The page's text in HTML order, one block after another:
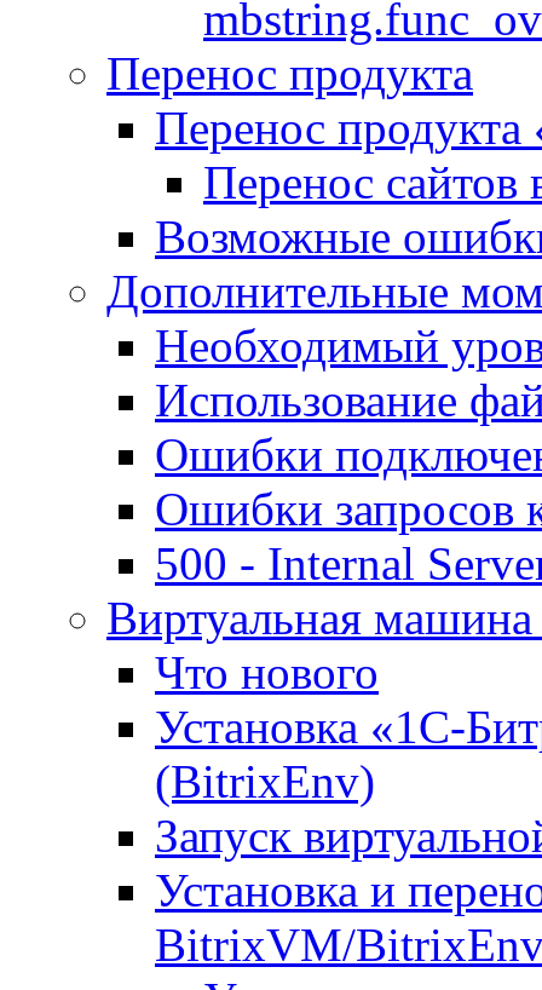
Перенос продукта
Перенос продукта
Перенос сайтов
Возможные
Дополнительные
Необходимый
Использование
Ошибки
Ошибки запросов
500 - Internal
Виртуальная
Что нового
Установка «1С-
(BitrixEnv)
Запуск
Установка и
BitrixVM/